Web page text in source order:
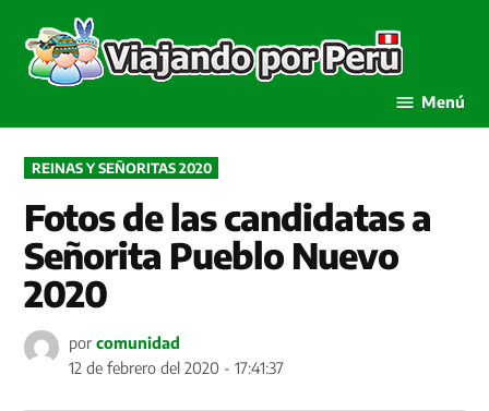
contenido
por
Menú
PUBLICADO
EN
REINAS Y SEÑORITAS 2020
Fotos de las candidatas a
Señorita Pueblo Nuevo
2020
por comunidad
12 de febrero del 2020 - 17:41:37